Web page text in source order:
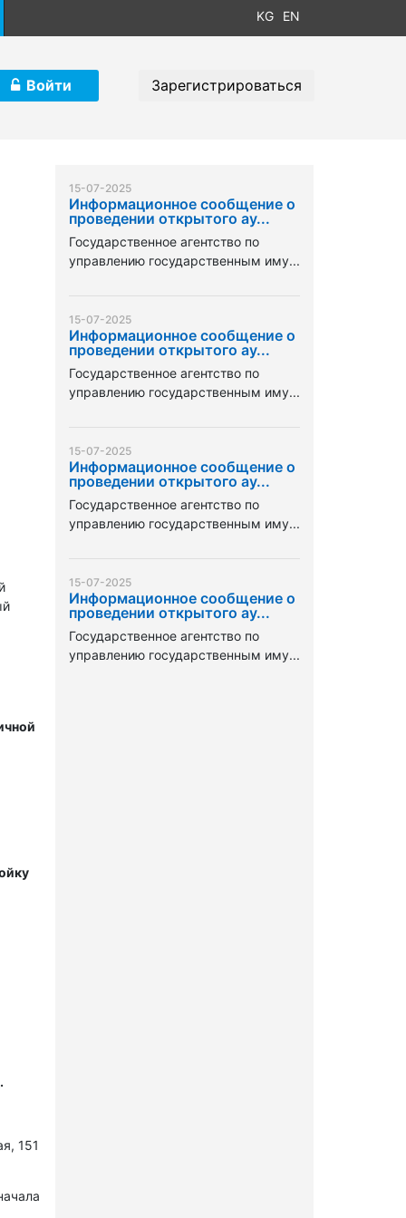
KG EN
Войти Зарегистрироваться
151
15-07-2025
Информационное сообщение о
проведении открытого ау...
Государственное агентство по
управлению государственным иму...
15-07-2025
Информационное сообщение о
проведении открытого ау...
Государственное агентство по
управлению государственным иму...
15-07-2025
Информационное сообщение о
проведении открытого ау...
Государственное агентство по
управлению государственным иму...
15-07-2025
Информационное сообщение о
проведении открытого ау...
Государственное агентство по
управлению государственным иму...